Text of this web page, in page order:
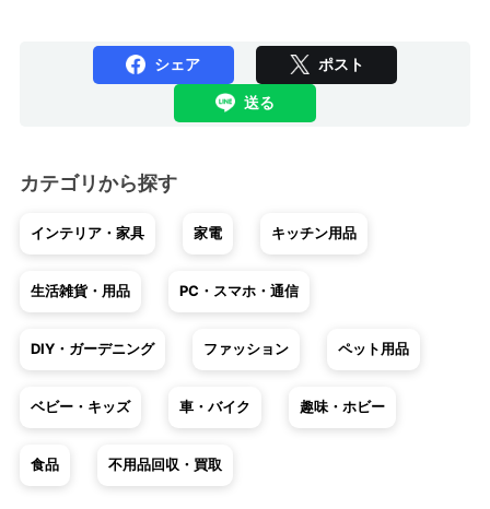
シェア ポスト
送る
カテゴリから探す
インテリア・家具 家電 キッチン用品
生活雑貨・用品 PC・スマホ・通信
DIY・ガーデニング ファッション ペット用品
ベビー・キッズ 車・バイク 趣味・ホビー
食品 不用品回収・買取